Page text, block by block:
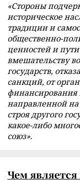
«Стороны
историческое
традиции и
общественно-
ценностей и
вмешательству
государств,
санкций, от
финансирования
направленной
строя другого
какое-либо
союз».
Чем